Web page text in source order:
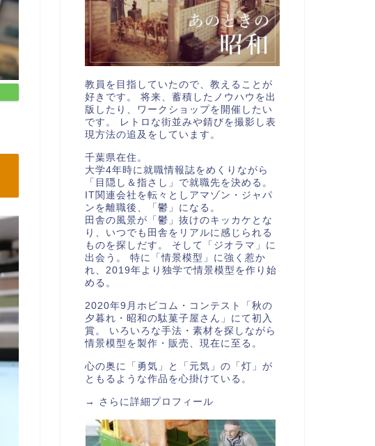
教員を目指していたので、教えることが
好きです。 将来、蓄積したノウハウを出
版したり、ワークショップを開催したい
です。 レトロな街並みや錆びを撮影し表
現方法の追及をしています。
千葉県在住。
大学4年時に就職情報誌をめくりながら
「目隠し＆指さし」で就職先を決める。
IT関連会社を転々としアマゾン・ジャパ
ンを離職後、「鬱」になる。
田舎の風景が「鬱」抜けのキッカケとな
り、いつでも田舎をリアルに感じられる
ものを探しだす。 そして「ジオラマ」に
出会う。 特に「情景模型」に強く惹か
れ、2019年より独学で情景模型を作り始
める。
2020年9月ホビコム・コンテスト「秋の
夕暮れ・昭和の駄菓子屋さん」にて初入
賞。 いろいろな手法・素材を探しながら
情景模型を製作・販売、現在に至る。
心の奥に「勇気」と「元気」の「灯」が
ともるような作品を心掛けている。
→ さらに詳細プロフィール